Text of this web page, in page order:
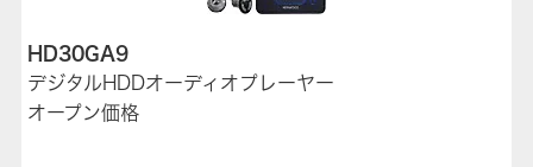
HD30GA9
デジタルHDDオーディオプレーヤー
オープン価格